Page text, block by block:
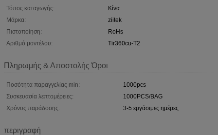
Τόπος καταγωγής:
Κίνα
Μάρκα:
ziitek
Πιστοποίηση:
RoHs
Αριθμό μοντέλου:
Tir360cu-T2
Πληρωμής & Αποστολής Όροι
Ποσότητα παραγγελίας min:
1000pcs
Συσκευασία λεπτομέρειες:
1000PCS/BAG
Χρόνος παράδοσης:
3-5 εργάσιμες ημέρες
περιγραφή